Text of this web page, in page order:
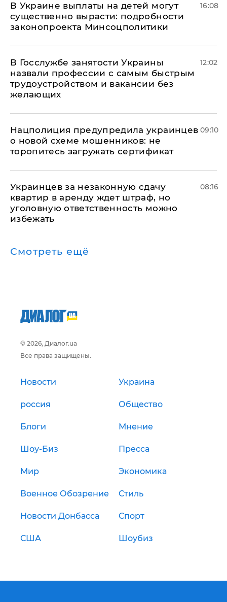
В Украине выплаты на детей могут
существенно вырасти: подробности
законопроекта Минсоцполитики
16:08
В Госслужбе занятости Украины
назвали профессии с самым быстрым
трудоустройством и вакансии без
желающих
12:02
Нацполиция предупредила украинцев
о новой схеме мошенников: не
торопитесь загружать сертификат
09:10
Украинцев за незаконную сдачу
квартир в аренду ждет штраф, но
уголовную ответственность можно
избежать
08:16
Смотреть ещё
© 2026, Диалог.ua
Все права защищены.
Новости Украина
россия Общество
Блоги Мнение
Шоу-Биз Пресса
Мир Экономика
Военное Обозрение Стиль
Новости Донбасса Спорт
США Шоубиз